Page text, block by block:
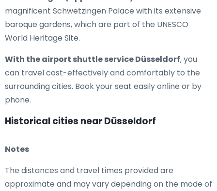
magnificent Schwetzingen Palace with its extensive
baroque gardens, which are part of the UNESCO
World Heritage Site.
With the airport shuttle service Düsseldorf, you
can travel cost-effectively and comfortably to the
surrounding cities. Book your seat easily online or by
phone.
Historical cities near Düsseldorf
Notes
The distances and travel times provided are
approximate and may vary depending on the mode of